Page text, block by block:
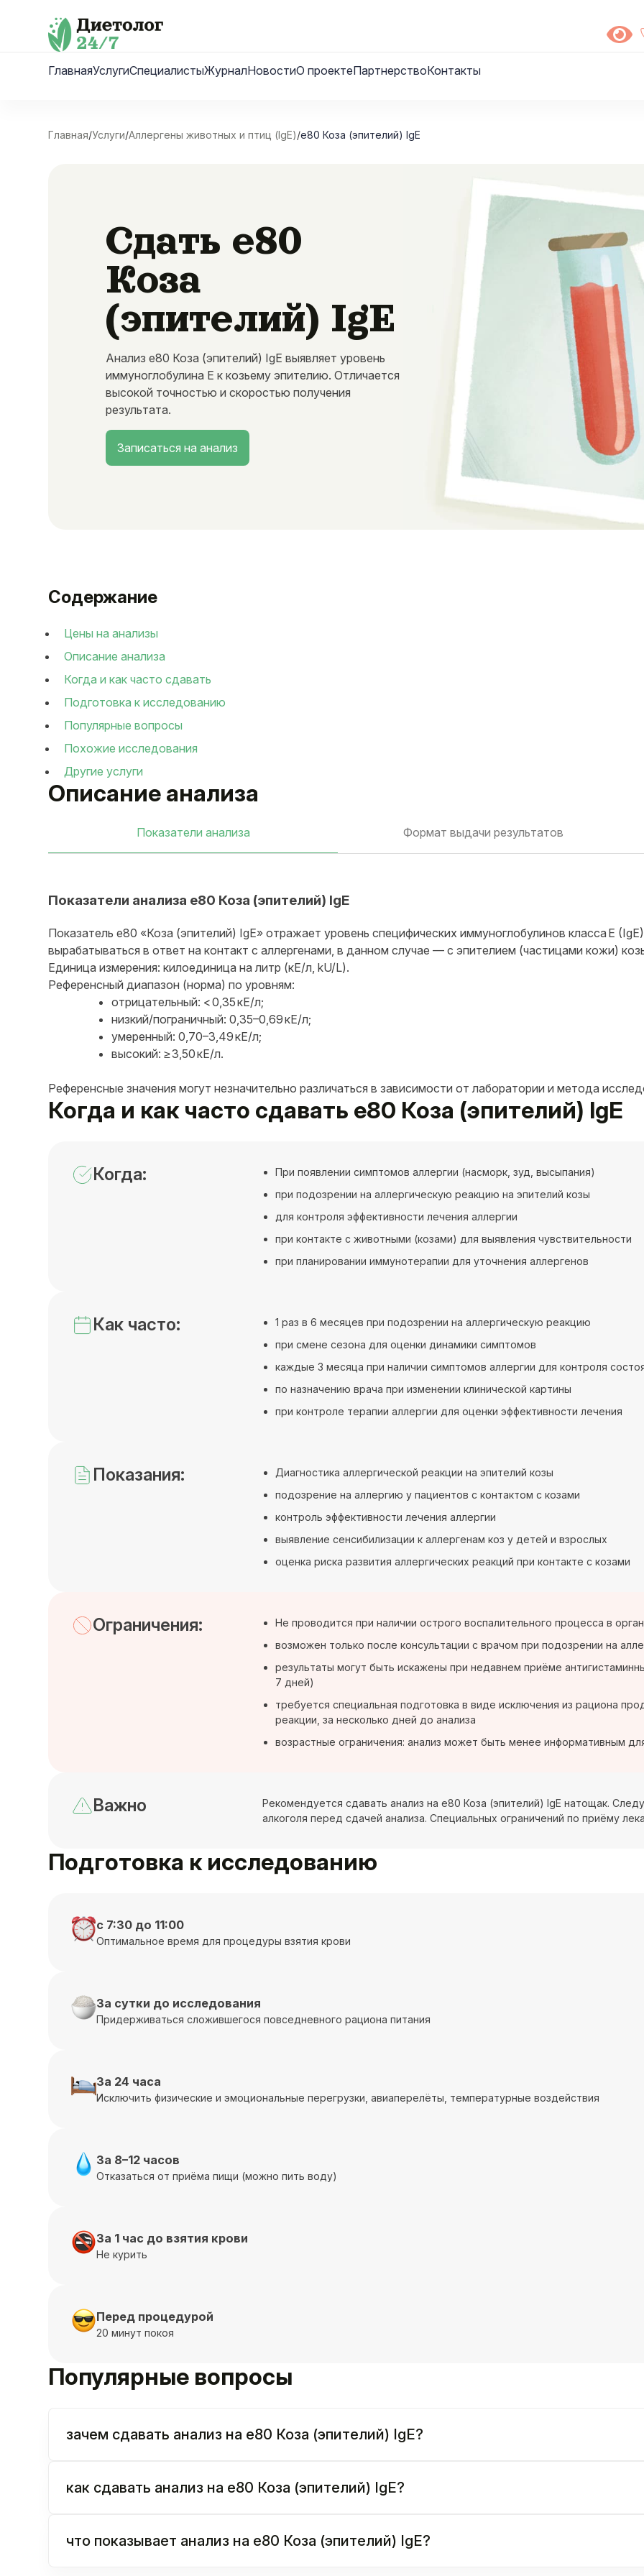
ГлавнаяУслугиСпециалистыЖурналНовостиО проектеПартнерствоКонтакты
Главная/Услуги/Аллергены животных и птиц (IgE)/e80 Коза (эпителий) IgE
Сдать e80
Коза
(эпителий) IgE
Анализ e80 Коза (эпителий) IgE выявляет уровень
иммуноглобулина E к козьему эпителию. Отличается
высокой точностью и скоростью получения
результата.
Записаться на анализ
Описание анализа
Показатели анализа Формат выдачи результатов
Показатели анализа e80 Коза (эпителий) IgE
Показатель e80 «Коза (эпителий) IgE» отражает уровень специфических иммуноглобулинов класса E
вырабатываться в ответ на контакт с аллергенами, в данном случае — с эпителием (частицами кожи)
Единица измерения: килоединица на литр (кЕ/л, kU/L).
Референсный диапазон (норма) по уровням:
отрицательный: < 0,35 кЕ/л;
низкий/пограничный: 0,35–0,69 кЕ/л;
умеренный: 0,70–3,49 кЕ/л;
высокий: ≥ 3,50 кЕ/л.
Референсные значения могут незначительно различаться в зависимости от лаборатории и метода
Когда и как часто сдавать e80 Коза (эпителий) IgE
Когда:
При появлении симптомов аллергии (насморк, зуд, высыпания)
при подозрении на аллергическую реакцию на эпителий козы
для контроля эффективности лечения аллергии
при контакте с животными (козами) для выявления чувствительности
при планировании иммунотерапии для уточнения аллергенов
Как часто:
1 раз в 6 месяцев при подозрении на аллергическую реакцию
при смене сезона для оценки динамики симптомов
каждые 3 месяца при наличии симптомов аллергии для контроля
по назначению врача при изменении клинической картины
при контроле терапии аллергии для оценки эффективности лечения
Показания:
Диагностика аллергической реакции на эпителий козы
подозрение на аллергию у пациентов с контактом с козами
контроль эффективности лечения аллергии
выявление сенсибилизации к аллергенам коз у детей и взрослых
оценка риска развития аллергических реакций при контакте с козами
Ограничения:
Не проводится при наличии острого воспалительного процесса в
возможен только после консультации с врачом при подозрении на
результаты могут быть искажены при недавнем приёме
7 дней)
требуется специальная подготовка в виде исключения из рациона
реакции, за несколько дней до анализа
возрастные ограничения: анализ может быть менее информативным
Важно
Рекомендуется сдавать анализ на e80 Коза (эпителий) IgE натощак.
алкоголя перед сдачей анализа. Специальных ограничений по приёму
Подготовка к исследованию
с 7:30 до 11:00
Оптимальное время для процедуры взятия крови
За сутки до исследования
Придерживаться сложившегося повседневного рациона питания
За 24 часа
Исключить физические и эмоциональные перегрузки, авиаперелёты, температурные воздействия
За 8–12 часов
Отказаться от приёма пищи (можно пить воду)
За 1 час до взятия крови
Не курить
Перед процедурой
20 минут покоя
Популярные вопросы
зачем сдавать анализ на e80 Коза (эпителий) IgE?
как сдавать анализ на e80 Коза (эпителий) IgE?
что показывает анализ на e80 Коза (эпителий) IgE?
Содержание
Цены на анализы
Описание анализа
Когда и как часто сдавать
Подготовка к исследованию
Популярные вопросы
Похожие исследования
Другие услуги